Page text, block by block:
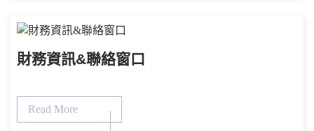
財務資訊&聯絡窗口
Read More